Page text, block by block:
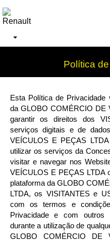
Política
Esta Política de
da GLOBO COMÉRCIO DE
garantir os direitos dos
serviços digitais e de
VEÍCULOS E PEÇAS
utilizar os serviços da
visitar e navegar nos
VEÍCULOS E PEÇAS LTDA
plataforma da GLOBO
LTDA, os VISITANTES e
com os termos e
Privacidade e com outros
durante a utilização de
GLOBO COMÉRCIO DE